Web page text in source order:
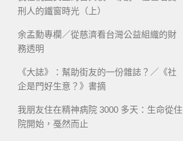
刑人的鐵窗時光（上）
余孟勳專欄／從慈濟看台灣公益組織的財
務透明
《大誌》：幫助街友的一份雜誌？／《社
企是門好生意？》書摘
我朋友住在精神病院 3000 多天：生命從住
院開始，戞然而止